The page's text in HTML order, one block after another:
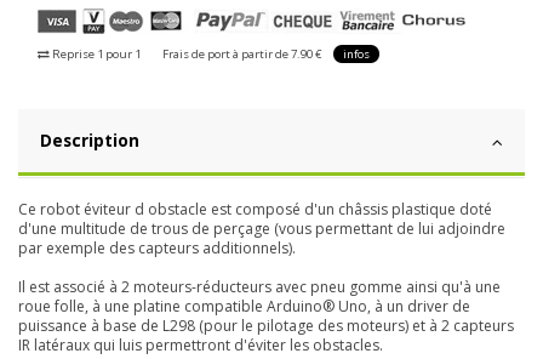
Reprise 1 pour 1 Frais de port à partir de 7.90 € infos
Description
Ce robot éviteur d obstacle est composé d'un châssis plastique doté
d'une multitude de trous de perçage (vous permettant de lui adjoindre
par exemple des capteurs additionnels).
Il est associé à 2 moteurs-réducteurs avec pneu gomme ainsi qu'à une
roue folle, à une platine compatible Arduino® Uno, à un driver de
puissance à base de L298 (pour le pilotage des moteurs) et à 2 capteurs
IR latéraux qui luis permettront d'éviter les obstacles.